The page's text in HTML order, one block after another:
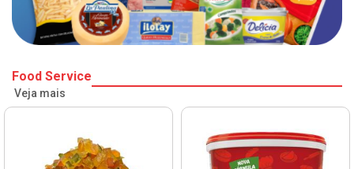
Food Service
Veja mais